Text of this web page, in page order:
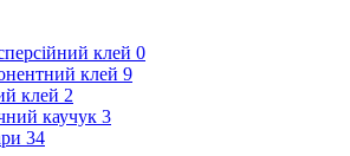
клей 0
клей 9
клей 2
каучук 3
34